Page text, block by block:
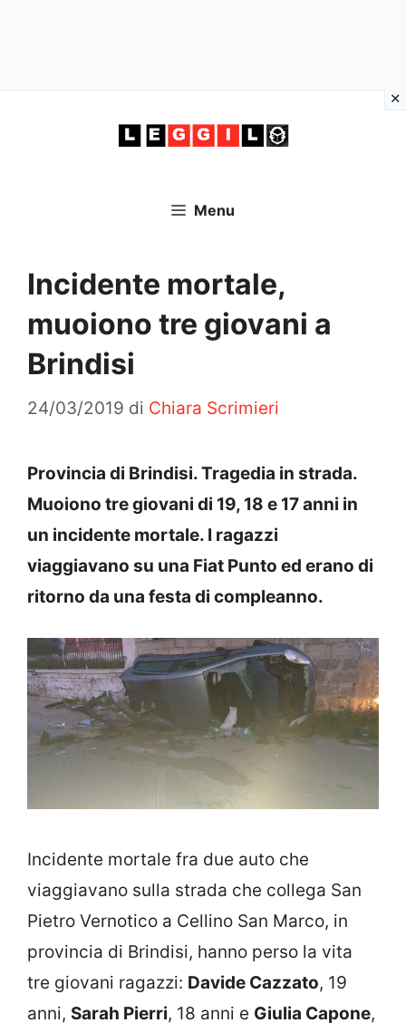
Menu
Incidente mortale,
muoiono tre giovani a
Brindisi
24/03/2019 di Chiara Scrimieri
Provincia di Brindisi. Tragedia in strada.
Muoiono tre giovani di 19, 18 e 17 anni in
un incidente mortale. I ragazzi
viaggiavano su una Fiat Punto ed erano di
ritorno da una festa di compleanno.
Incidente mortale fra due auto che
viaggiavano sulla strada che collega San
Pietro Vernotico a Cellino San Marco, in
provincia di Brindisi, hanno perso la vita
tre giovani ragazzi: Davide Cazzato, 19
anni, Sarah Pierri, 18 anni e Giulia Capone,